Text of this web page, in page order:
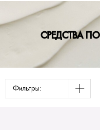
СРЕДСТВА
Фильтры: